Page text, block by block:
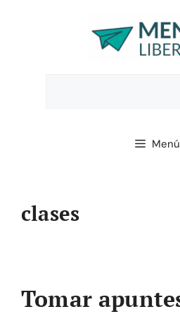
Menú
clases
Tomar